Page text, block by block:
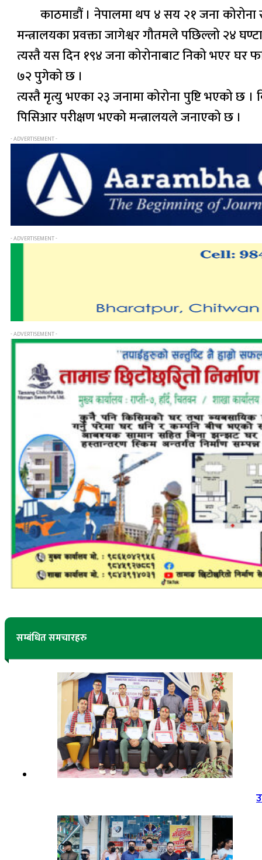
काठमाडौं । नेपालमा थप ४ सय २१ जना
मन्त्रालयका प्रवक्ता जागेश्वर गौतमले पछिल्लो २४
त्यस्तै यस दिन १९४ जना कोरोनाबाट निको भएर
७२ पुगेको छ ।
त्यस्तै मृत्यु भएका २३ जनामा कोरोना पुष्टि भएको छ
पिसिआर परीक्षण भएको मन्त्रालयले जनाएको छ ।
- ADVERTISEMENT -
- ADVERTISEMENT -
- ADVERTISEMENT -
सम्बंधित समचारहरु